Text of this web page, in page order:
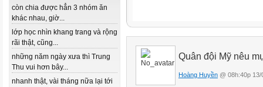
còn chia được hẳn 3 nhóm ăn
khác nhau, giờ...
lớp học nhìn khang trang và rộng
rãi thật, cũng...
những năm ngày xưa thì Trung
Thu vui hơn bây...
nhanh thật, vài tháng nữa lại tới
Quân đội Mỹ nêu
Hoàng Huyền @ 08h:40p 13/